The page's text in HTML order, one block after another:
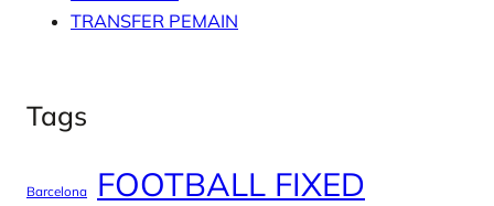
TRANSFER PEMAIN
Tags
Barcelona FOOTBALL FIXED